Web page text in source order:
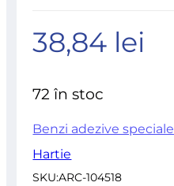
la
38,84 lei
72 în stoc
Benzi adezive speciale
Hartie
SKU:ARC-104518